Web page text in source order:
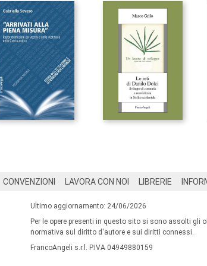
CONVENZIONI LAVORA CON NOI LIBRERIE
Ultimo aggiornamento: 24/06/2026
Per le opere presenti in questo sito si sono assolti gli
normativa sul diritto d'autore e sui diritti connessi.
FrancoAngeli s.r.l. P.IVA 04949880159